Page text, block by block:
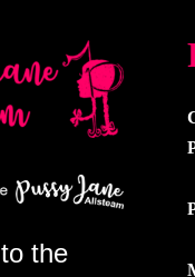
to the